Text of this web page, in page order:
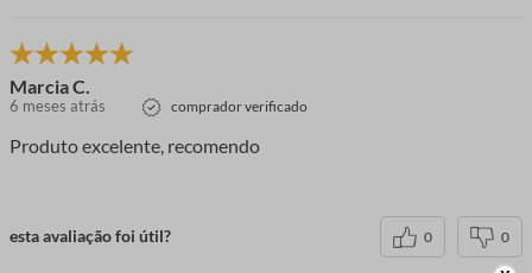
Marcia C.
6 meses atrás comprador verificado
Produto excelente, recomendo
esta avaliação foi útil? 0 0